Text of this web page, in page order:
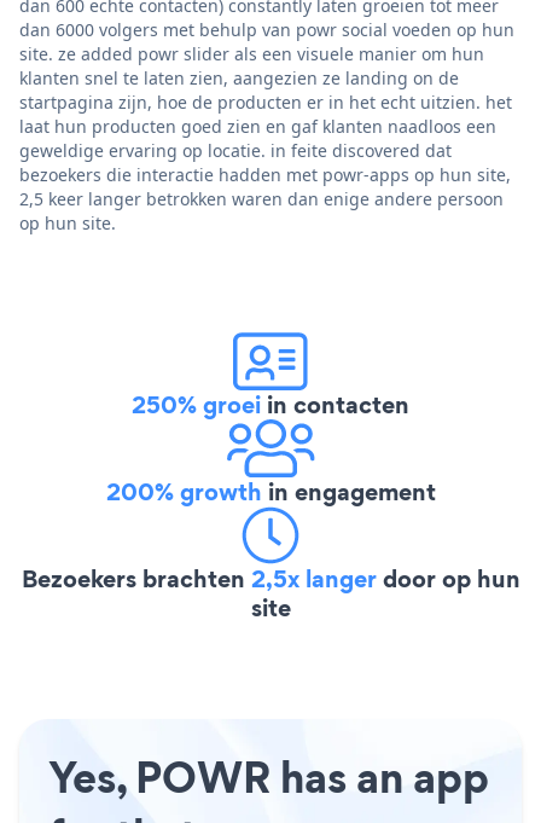
dan 600 echte contacten) constantly laten groeien tot meer
dan 6000 volgers met behulp van powr social voeden op hun
site. ze added powr slider als een visuele manier om hun
klanten snel te laten zien, aangezien ze landing on de
startpagina zijn, hoe de producten er in het echt uitzien. het
laat hun producten goed zien en gaf klanten naadloos een
geweldige ervaring op locatie. in feite discovered dat
bezoekers die interactie hadden met powr-apps op hun site,
2,5 keer langer betrokken waren dan enige andere persoon
op hun site.
250% groei in contacten
200% growth in engagement
Bezoekers brachten 2,5x langerdoor op hun
site
Yes, POWR has an app